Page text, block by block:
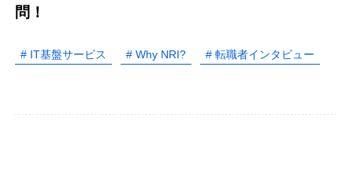
問！
# IT基盤サービス # Why NRI? # 転職者インタビュー